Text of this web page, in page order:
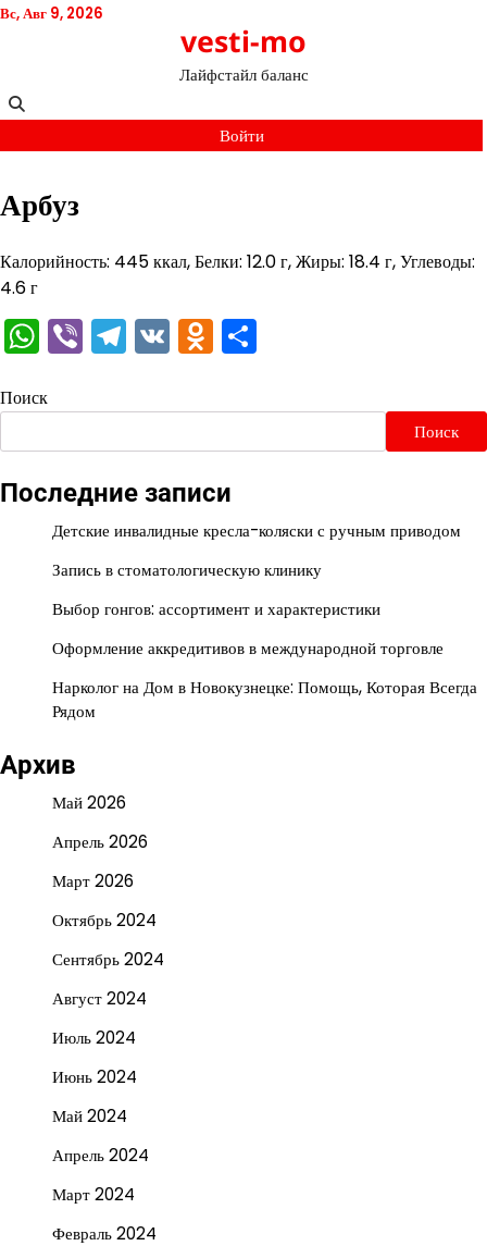
Перейти
Вс, Авг 9, 2026
vesti-mo
Лайфстайл баланс
Войти
Арбуз
Калорийность: 445 ккал, Белки: 12.0 г, Жиры: 18.4 г, Углеводы:
4.6 г
WhatsApp
ViberTelegram
VKOdnoklassniki
Поиск
Поиск
Последние записи
Детские инвалидные кресла-коляски с ручным приводом
Запись в стоматологическую клинику
Выбор гонгов: ассортимент и характеристики
Оформление аккредитивов в международной торговле
Нарколог на Дом в Новокузнецке: Помощь, Которая Всегда
Рядом
Архив
Май 2026
Апрель 2026
Март 2026
Октябрь 2024
Сентябрь 2024
Август 2024
Июль 2024
Июнь 2024
Май 2024
Апрель 2024
Март 2024
Февраль 2024